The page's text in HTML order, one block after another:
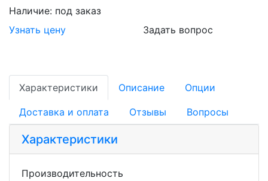
Наличие: под заказ
Узнать цену
Задать вопрос
Характеристики Описание Опции
Доставка и оплата Отзывы Вопросы
Характеристики
Производительность